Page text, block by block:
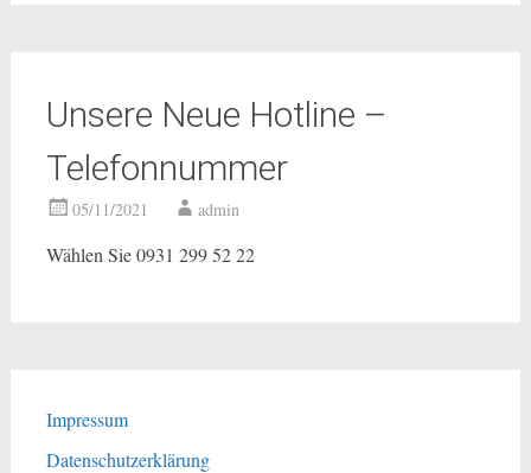
Unsere Neue Hotline –
Telefonnummer
05/11/2021 admin
Wählen Sie 0931 299 52 22
Impressum
Datenschutzerklärung